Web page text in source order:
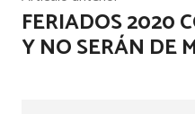
FERIADOS 2020
Y NO SERÁN DE